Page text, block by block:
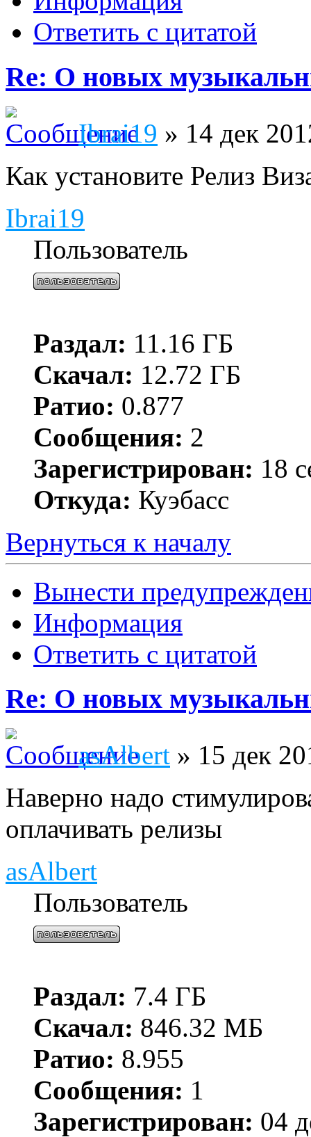
Ответить с цитатой
Re: О новых
Ibrai19 » 14 дек
Как установите Релиз
Ibrai19
Пользователь
Раздал: 11.16 ГБ
Скачал: 12.72 ГБ
Ратио: 0.877
Сообщения: 2
Зарегистрирован: 18
Откуда: Куэбасс
Вернуться к началу
Вынести
Информация
Ответить с цитатой
Re: О новых
asAlbert » 15 дек
Наверно надо
оплачивать релизы
asAlbert
Пользователь
Раздал: 7.4 ГБ
Скачал: 846.32 МБ
Ратио: 8.955
Сообщения: 1
Зарегистрирован: 04